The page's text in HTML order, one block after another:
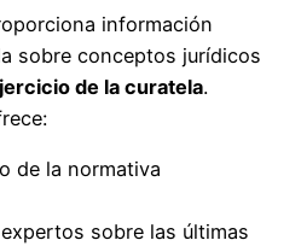
información
sobre conceptos jurídicos
de la curatela.
de la normativa
sobre las últimas